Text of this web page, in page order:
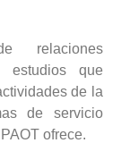
relaciones
estudios que
de la
de servicio
ofrece.